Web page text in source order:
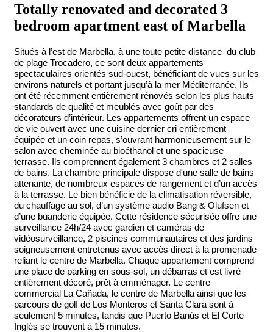
Totally renovated and decorated 3
bedroom apartment east of Marbella
Situés à l’est de Marbella, à une toute petite distance du club
de plage Trocadero, ce sont deux appartements
spectaculaires orientés sud-ouest, bénéficiant de vues sur les
environs naturels et portant jusqu’à la mer Méditerranée. Ils
ont été récemment entièrement rénovés selon les plus hauts
standards de qualité et meublés avec goût par des
décorateurs d’intérieur. Les appartements offrent un espace
de vie ouvert avec une cuisine dernier cri entièrement
équipée et un coin repas, s’ouvrant harmonieusement sur le
salon avec cheminée au bioéthanol et une spacieuse
terrasse. Ils comprennent également 3 chambres et 2 salles
de bains. La chambre principale dispose d'une salle de bains
attenante, de nombreux espaces de rangement et d’un accès
à la terrasse. Le bien bénéficie de la climatisation réversible,
du chauffage au sol, d’un système audio Bang & Olufsen et
d’une buanderie équipée. Cette résidence sécurisée offre une
surveillance 24h/24 avec gardien et caméras de
vidéosurveillance, 2 piscines communautaires et des jardins
soigneusement entretenus avec accès direct à la promenade
reliant le centre de Marbella. Chaque appartement comprend
une place de parking en sous-sol, un débarras et est livré
entièrement décoré, prêt à emménager. Le centre
commercial La Cañada, le centre de Marbella ainsi que les
parcours de golf de Los Monteros et Santa Clara sont à
seulement 5 minutes, tandis que Puerto Banús et El Corte
Inglés se trouvent à 15 minutes.